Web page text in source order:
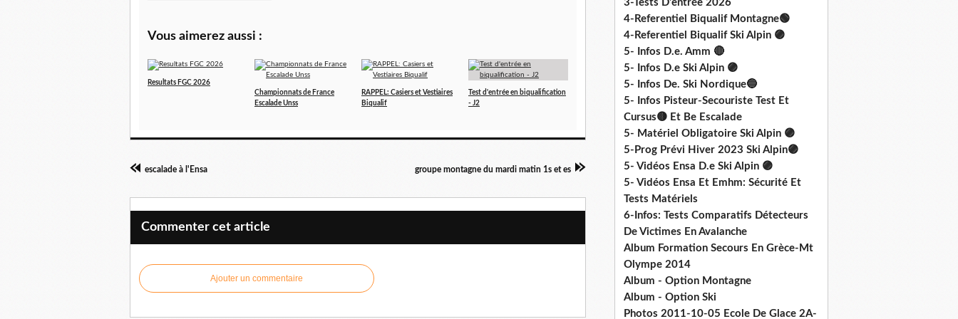
Vous aimerez aussi :
Resultats FGC 2026
Championnats de France
Escalade Unss
RAPPEL: Casiers et Vestiaires
Biqualif
Test d'entrée en biqualification
- J2
escalade à l'Ensa groupe montagne du mardi matin 1s et es
Commenter cet article
Ajouter un commentaire
3-Tests D'entrée 2026
4-Referentiel Biqualif Montagne🟢
4-Referentiel Biqualif Ski Alpin 🟣
5- Infos D.e. Amm 🔴
5- Infos D.e Ski Alpin 🟣
5- Infos De. Ski Nordique🔵
5- Infos Pisteur-Secouriste Test Et
Cursus🟡 Et Be Escalade
5- Matériel Obligatoire Ski Alpin 🟣
5-Prog Prévi Hiver 2023 Ski Alpin🟣
5- Vidéos Ensa D.e Ski Alpin 🟣
5- Vidéos Ensa Et Emhm: Sécurité Et
Tests Matériels
6-Infos: Tests Comparatifs Détecteurs
De Victimes En Avalanche
Album Formation Secours En Grèce-Mt
Olympe 2014
Album - Option Montagne
Album - Option Ski
Photos 2011-10-05 Ecole De Glace 2A-